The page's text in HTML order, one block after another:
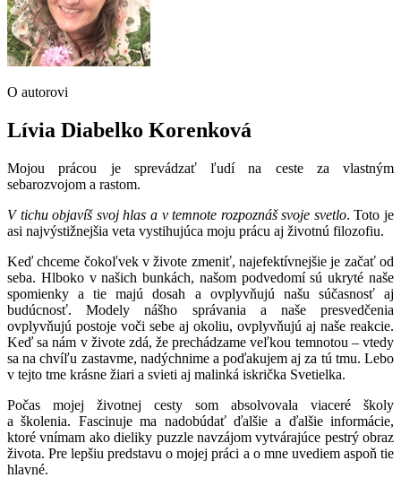
O autorovi
Lívia Diabelko Korenková
Mojou prácou je sprevádzať ľudí na ceste za vlastným
sebarozvojom a rastom.
V tichu objavíš svoj hlas a v temnote rozpoznáš svoje svetlo. Toto je
asi najvýstižnejšia veta vystihujúca moju prácu aj životnú filozofiu.
Keď chceme čokoľvek v živote zmeniť, najefektívnejšie je začať od
seba. Hlboko v našich bunkách, našom podvedomí sú ukryté naše
spomienky a tie majú dosah a ovplyvňujú našu súčasnosť aj
budúcnosť. Modely nášho správania a naše presvedčenia
ovplyvňujú postoje voči sebe aj okoliu, ovplyvňujú aj naše reakcie.
Keď sa nám v živote zdá, že prechádzame veľkou temnotou – vtedy
sa na chvíľu zastavme, nadýchnime a poďakujem aj za tú tmu. Lebo
v tejto tme krásne žiari a svieti aj malinká iskrička Svetielka.
Počas mojej životnej cesty som absolvovala viaceré školy
a školenia. Fascinuje ma nadobúdať ďalšie a ďalšie informácie,
ktoré vnímam ako dieliky puzzle navzájom vytvárajúce pestrý obraz
života. Pre lepšiu predstavu o mojej práci a o mne uvediem aspoň tie
hlavné.